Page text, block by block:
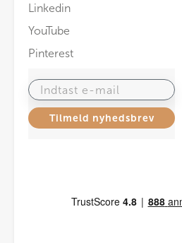
Linkedin
YouTube
Pinterest
Indtast e-mail
Tilmeld nyhedsbrev